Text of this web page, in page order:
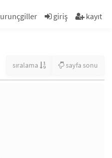
giriş kayıt
sıralama sayfa sonu